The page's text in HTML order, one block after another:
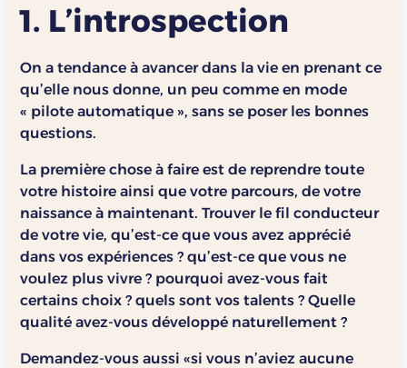
1. L’introspection
On a tendance à avancer dans la vie en prenant ce
qu’elle nous donne, un peu comme en mode
« pilote automatique », sans se poser les bonnes
questions.
La première chose à faire est de reprendre toute
votre histoire ainsi que votre parcours, de votre
naissance à maintenant. Trouver le fil conducteur
de votre vie, qu’est-ce que vous avez apprécié
dans vos expériences ? qu’est-ce que vous ne
voulez plus vivre ? pourquoi avez-vous fait
certains choix ? quels sont vos talents ? Quelle
qualité avez-vous développé naturellement ?
Demandez-vous aussi «si vous n’aviez aucune